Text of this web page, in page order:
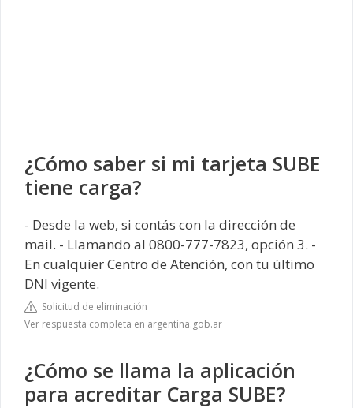
¿Cómo saber si mi tarjeta SUBE
tiene carga?
- Desde la web, si contás con la dirección de
mail. - Llamando al 0800-777-7823, opción 3. -
En cualquier Centro de Atención, con tu último
DNI vigente.
Solicitud de eliminación
Ver respuesta completa en argentina.gob.ar
¿Cómo se llama la aplicación
para acreditar Carga SUBE?